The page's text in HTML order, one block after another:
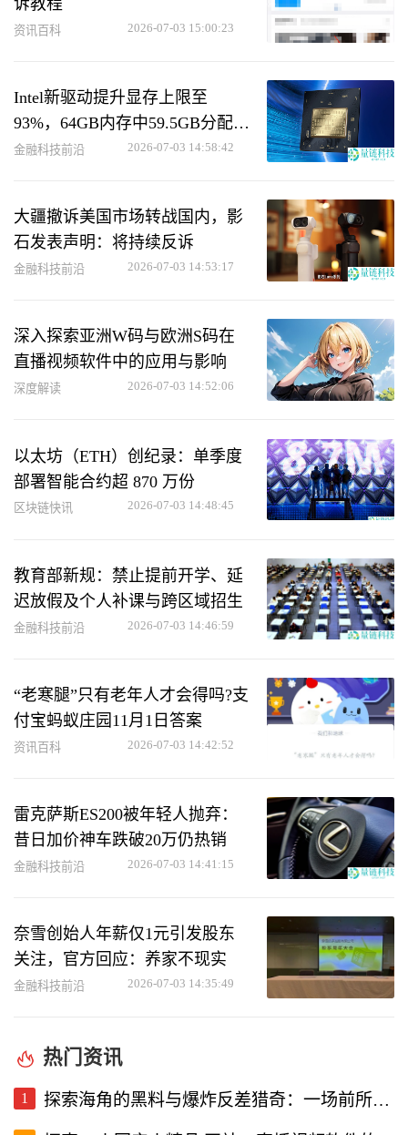
资讯百科 2026-07-03 15:00:23
Intel新驱动提升显存上限至
93%，64GB内存中59.5GB分配给
核显
金融科技前沿 2026-07-03 14:58:42
大疆撤诉美国市场转战国内，影
石发表声明：将持续反诉
金融科技前沿 2026-07-03 14:53:17
深入探索亚洲W码与欧洲S码在
直播视频软件中的应用与影响
深度解读 2026-07-03 14:52:06
以太坊（ETH）创纪录：单季度
部署智能合约超 870 万份
区块链快讯 2026-07-03 14:48:45
教育部新规：禁止提前开学、延
迟放假及个人补课与跨区域招生
金融科技前沿 2026-07-03 14:46:59
“老寒腿”只有老年人才会得吗?支
付宝蚂蚁庄园11月1日答案
资讯百科 2026-07-03 14:42:52
雷克萨斯ES200被年轻人抛弃：
昔日加价神车跌破20万仍热销
金融科技前沿 2026-07-03 14:41:15
奈雪创始人年薪仅1元引发股东
关注，官方回应：养家不现实
金融科技前沿 2026-07-03 14:35:49
热门资讯
1 探索海角的黑料与爆炸反差猎奇：一场前所未有的直播视频体验